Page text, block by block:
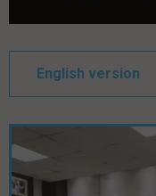
English version